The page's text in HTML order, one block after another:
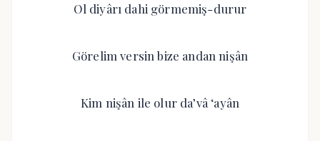
Ol diyârı dahi görmemiş-durur
Görelim versin bize andan nişân
Kim nişân ile olur da’vâ ‘ayân